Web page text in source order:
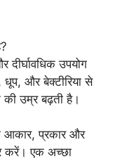
दीर्घावधिक उपयोग
और बेक्टीरिया से
उम्र बढ़ती है।
आकार, प्रकार और
एक अच्छा